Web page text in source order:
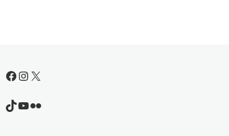
Facebook
Instagram
X
TikTok
YouTube
Flickr